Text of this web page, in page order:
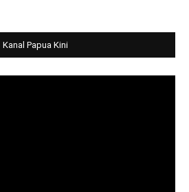
Kanal Papua Kini